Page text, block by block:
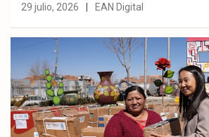
29 julio, 2026 EAN Digital